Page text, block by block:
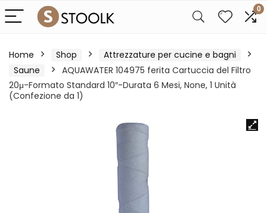
0
Home Shop
Attrezzature per cucine e bagni
Saune
AQUAWATER 104975 ferita Cartuccia del Filtro
20μ-Formato Standard 10″-Durata 6 Mesi, None, 1 Unità
(Confezione da 1)